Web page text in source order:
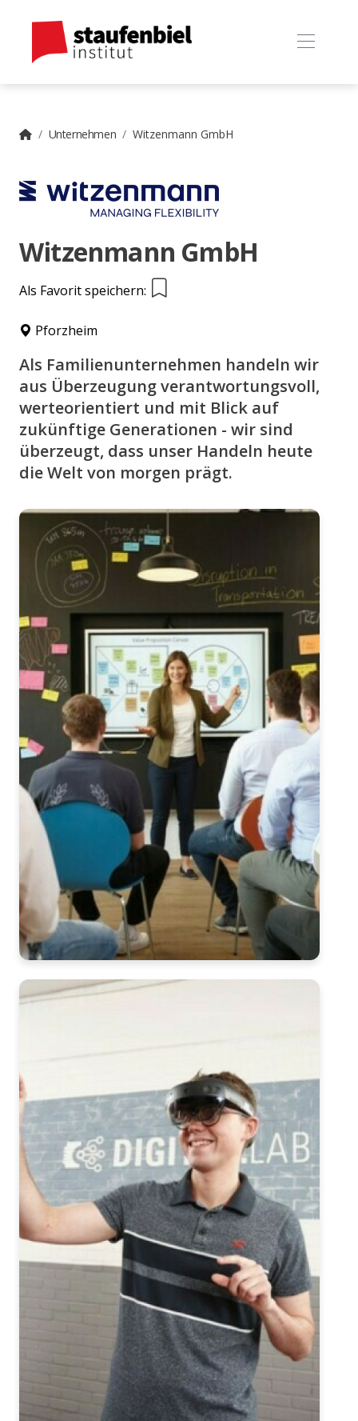
Unternehmen Witzenmann GmbH
Witzenmann GmbH
Als Favorit speichern:
Pforzheim
Als Familienunternehmen handeln wir
aus Überzeugung verantwortungsvoll,
werteorientiert und mit Blick auf
zukünftige Generationen - wir sind
überzeugt, dass unser Handeln heute
die Welt von morgen prägt.